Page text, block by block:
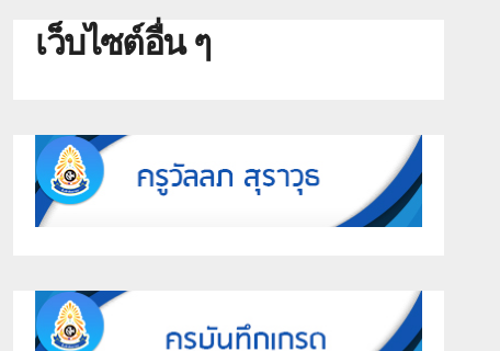
เว็บไซต์อื่น ๆ